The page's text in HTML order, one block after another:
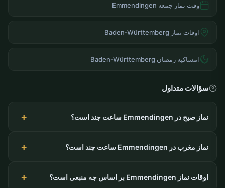
وقت نماز جمعه Emmendingen
اوقات نماز Baden-Württemberg
امساکیه رمضان Baden-Württemberg
سؤالات متداول
نماز صبح در Emmendingen ساعت چند است؟
نماز مغرب در Emmendingen ساعت چند است؟
اوقات نماز Emmendingen بر اساس چه منبعی است؟